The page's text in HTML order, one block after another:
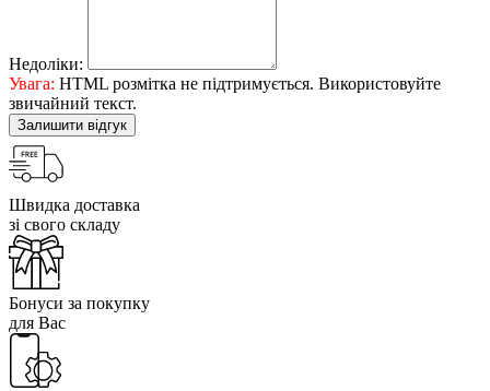
Недоліки:
Увага: HTML розмітка не підтримується. Використовуйте
звичайний текст.
Залишити відгук
Швидка доставка
зі свого складу
Бонуси за покупку
для Вас